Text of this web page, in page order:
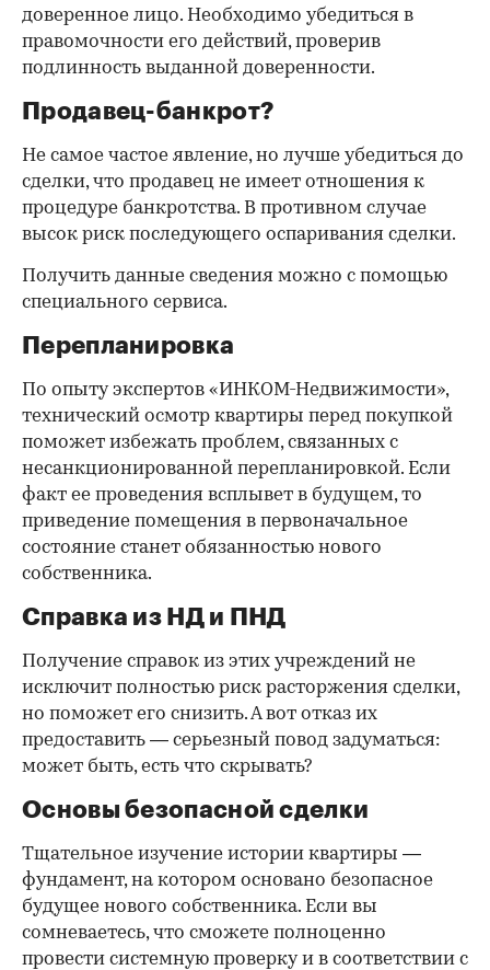
доверенное лицо. Необходимо убедиться в
правомочности его действий, проверив
подлинность выданной доверенности.
Продавец-банкрот?
Не самое частое явление, но лучше убедиться до
сделки, что продавец не имеет отношения к
процедуре банкротства. В противном случае
высок риск последующего оспаривания сделки.
Получить данные сведения можно с помощью
специального сервиса.
Перепланировка
По опыту экспертов «ИНКОМ-Недвижимости»,
технический осмотр квартиры перед покупкой
поможет избежать проблем, связанных с
несанкционированной перепланировкой. Если
факт ее проведения всплывет в будущем, то
приведение помещения в первоначальное
состояние станет обязанностью нового
собственника.
Справка из НД и ПНД
Получение справок из этих учреждений не
исключит полностью риск расторжения сделки,
но поможет его снизить. А вот отказ их
предоставить — серьезный повод задуматься:
может быть, есть что скрывать?
Основы безопасной сделки
Тщательное изучение истории квартиры —
фундамент, на котором основано безопасное
будущее нового собственника. Если вы
сомневаетесь, что сможете полноценно
провести системную проверку и в соответствии с